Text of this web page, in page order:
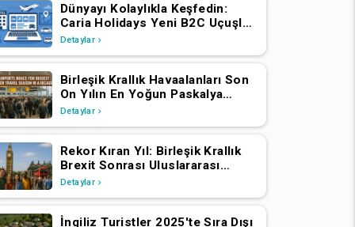
Dünyayı Kolaylıkla Keşfedin:
Caria Holidays Yeni B2C Uçuşlar,
Oteller ve Tatil Paketleri
Detaylar
Birleşik Krallık Havaalanları Son
On Yılın En Yoğun Paskalya
Seyahat Sezonuna Hazırlanıyor
Detaylar
Rekor Kıran Yıl: Birleşik Krallık
Brexit Sonrası Uluslararası
Ziyaretçi Sayısında Artış Yaşadı
Detaylar
İngiliz Turistler 2025'te Sıra Dışı